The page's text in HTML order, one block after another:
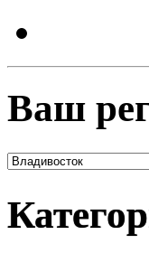
Ваш